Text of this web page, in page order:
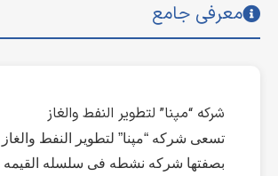
معرفی جامع
شرکه “مپنا” لتطویر النفط والغاز
بصفتها شرکه نشطه فی سلسله القیمه